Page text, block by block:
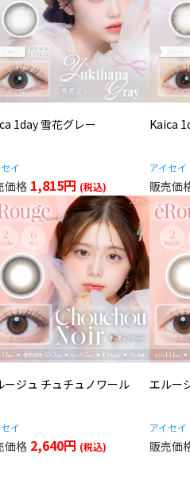
1day 雪花グレー
イ
1,815円
Kaica
アイセイ
ージュ チュチュノワール
イ
2,640円
エルー
アイセイ